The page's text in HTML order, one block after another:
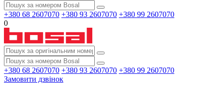
+380 68 2607070 +380 93 2607070 +380 99 2607070
0
+380 68 2607070 +380 93 2607070 +380 99 2607070
Замовити дзвінок